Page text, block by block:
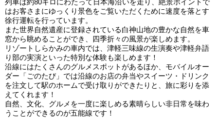
列車は約80キロにわたって日本海沿いを走り、絶景ポイントで
はお客さまにゆっくり景色をご覧いただくために速度を落とす
徐行運転を行っています。
また世界自然遺産に登録されている白神山地の豊かな自然を車
窓から眺めることができ、四季折々の風景が楽しめます。
リゾートしらかみの車内では、津軽三味線の生演奏や津軽弁語
り部の実演といった特別な体験も楽しめます！
沿線にはたくさんのグルメスポットがあるほか、モバイルオー
ダー「ごのたび」では沿線のお店の弁当やスイーツ・ドリンク
を注文して駅のホームで受け取りができたりと、旅に彩りを添
えてくれます！
自然、文化、グルメを一度に楽しめる素晴らしい非日常を味わ
うことができるのが五能線です！